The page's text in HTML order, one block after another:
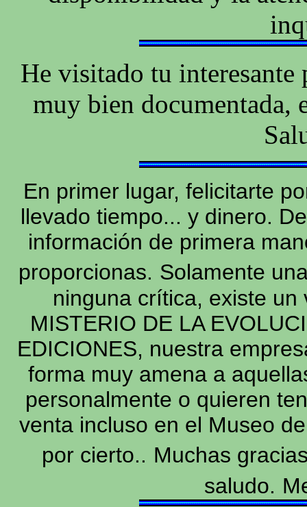
He visitado tu
muy bien documentada,
En primer lugar, felicitarte
llevado tiempo... y dinero.
información de primera
proporcionas. Solamente
ninguna crítica, existe un
MISTERIO DE LA
EDICIONES, nuestra
forma muy amena a
personalmente o quieren
venta incluso en el Museo
por cierto.. Muchas
saludo.